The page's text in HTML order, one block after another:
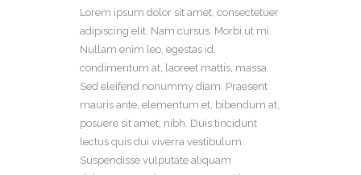
Lorem ipsum dolor sit amet, consectetuer
adipiscing elit. Nam cursus. Morbi ut mi.
Nullam enim leo, egestas id,
condimentum at, laoreet mattis, massa.
Sed eleifend nonummy diam. Praesent
mauris ante, elementum et, bibendum at,
posuere sit amet, nibh. Duis tincidunt
lectus quis dui viverra vestibulum.
Suspendisse vulputate aliquam